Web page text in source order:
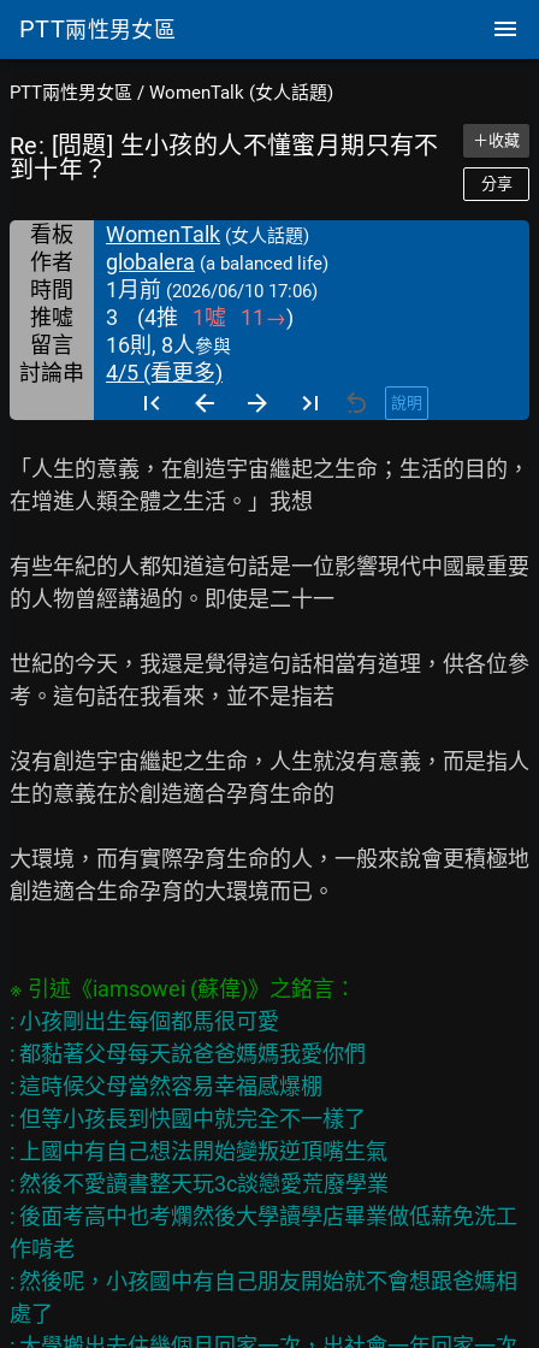
PTT兩性男女區
PTT兩性男女區 / WomenTalk (女人話題)
Re: [問題] 生小孩的人不懂蜜月期只有不
到十年？
＋收藏
分享
看板 WomenTalk (女人話題)
作者 globalera (a balanced life)
時間 1月前 (2026/06/10 17:06)
推噓 3 (4推 1噓 11 →)
留言
16則, 8人參與
討論串 4/5 (看更多)
說明
「人生的意義，在創造宇宙繼起之生命；生活的目的，
在增進人類全體之生活。」我想
有些年紀的人都知道這句話是一位影響現代中國最重要
的人物曾經講過的。即使是二十一
世紀的今天，我還是覺得這句話相當有道理，供各位參
考。這句話在我看來，並不是指若
沒有創造宇宙繼起之生命，人生就沒有意義，而是指人
生的意義在於創造適合孕育生命的
大環境，而有實際孕育生命的人，一般來說會更積極地
創造適合生命孕育的大環境而已。
: 小孩剛出生每個都馬很可愛
: 都黏著父母每天說爸爸媽媽我愛你們
: 這時候父母當然容易幸福感爆棚
: 但等小孩長到快國中就完全不一樣了
: 上國中有自己想法開始變叛逆頂嘴生氣
: 然後不愛讀書整天玩3c談戀愛荒廢學業
: 後面考高中也考爛然後大學讀學店畢業做低薪免洗工
作啃老
: 然後呢，小孩國中有自己朋友開始就不會想跟爸媽相
處了